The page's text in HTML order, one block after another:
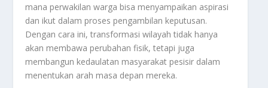
mana perwakilan warga bisa menyampaikan aspirasi
dan ikut dalam proses pengambilan keputusan.
Dengan cara ini, transformasi wilayah tidak hanya
akan membawa perubahan fisik, tetapi juga
membangun kedaulatan masyarakat pesisir dalam
menentukan arah masa depan mereka.